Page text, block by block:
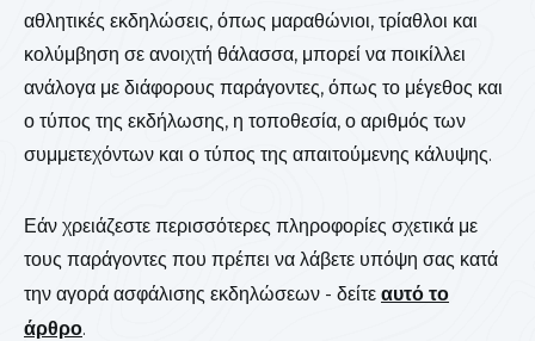
αθλητικές εκδηλώσεις, όπως μαραθώνιοι, τρίαθλοι και
κολύμβηση σε ανοιχτή θάλασσα, μπορεί να ποικίλλει
ανάλογα με διάφορους παράγοντες, όπως το μέγεθος και
ο τύπος της εκδήλωσης, η τοποθεσία, ο αριθμός των
συμμετεχόντων και ο τύπος της απαιτούμενης κάλυψης.
Εάν χρειάζεστε περισσότερες πληροφορίες σχετικά με
τους παράγοντες που πρέπει να λάβετε υπόψη σας κατά
την αγορά ασφάλισης εκδηλώσεων - δείτε αυτό το
άρθρο.